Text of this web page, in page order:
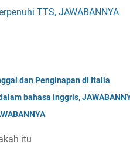
TTS, JAWABANNYA
dan Penginapan di Italia
bahasa inggris,
itu